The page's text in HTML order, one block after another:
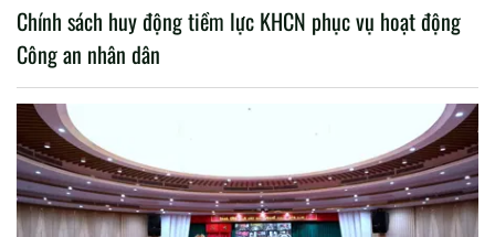
Chính sách huy động tiềm lực KHCN phục vụ hoạt động
Công an nhân dân